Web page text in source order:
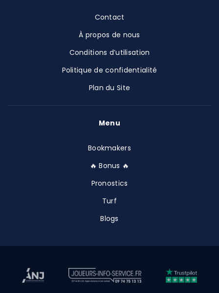
Contact
À propos de nous
Conditions d’utilisation
Politique de confidentialité
Plan du Site
Menu
Bookmakers
🔥 Bonus 🔥
Pronostics
Turf
Blogs